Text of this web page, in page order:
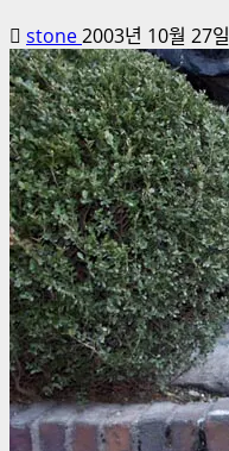
stone2003년 10월 27일